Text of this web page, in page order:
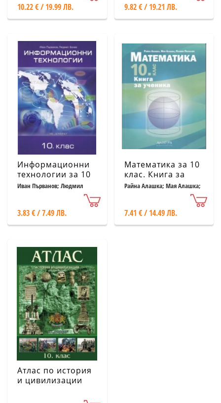
10.22 € / 19.99 ЛВ.
9.82 € / 19.21 ЛВ.
Информационни
технологии за 10
кл. (по новата
Иван Първанов; Людмил
3.83 € / 7.49 ЛВ.
Математика за 10
клас. Книга за
ученика
Райна Алашка; Мая Алашка;
7.41 € / 14.49 ЛВ.
Атлас по история
и цивилизации